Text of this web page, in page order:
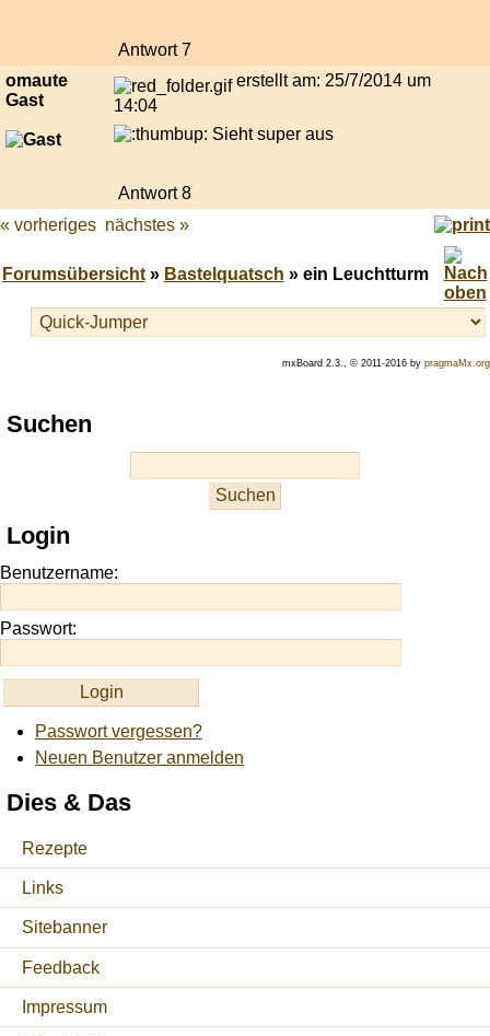
Antwort 7
omaute
Gast
erstellt am: 25/7/2014 um
14:04
Sieht super aus
Antwort 8
« vorheriges nächstes »
Forumsübersicht» Bastelquatsch » ein Leuchtturm
mxBoard 2.3., © 2011-2016 by pragmaMx.org
Play
best
site
https://onlineslots.money/
Suchen
Login
Benutzername:
Passwort:
Passwort vergessen?
Neuen Benutzer anmelden
Dies & Das
Rezepte
Links
Sitebanner
Feedback
Impressum